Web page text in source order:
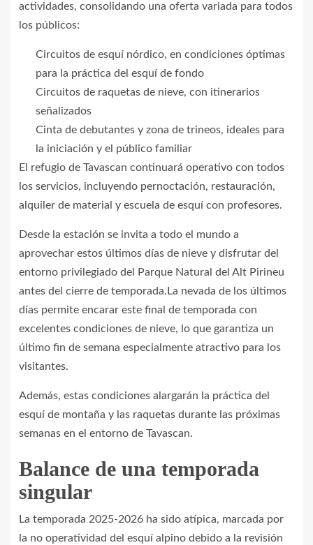
actividades, consolidando una oferta variada para todos
los públicos:
Circuitos de esquí nórdico, en condiciones óptimas
para la práctica del esquí de fondo
Circuitos de raquetas de nieve, con itinerarios
señalizados
Cinta de debutantes y zona de trineos, ideales para
la iniciación y el público familiar
El refugio de Tavascan continuará operativo con todos
los servicios, incluyendo pernoctación, restauración,
alquiler de material y escuela de esquí con profesores.
Desde la estación se invita a todo el mundo a
aprovechar estos últimos días de nieve y disfrutar del
entorno privilegiado del Parque Natural del Alt Pirineu
antes del cierre de temporada.La nevada de los últimos
días permite encarar este final de temporada con
excelentes condiciones de nieve, lo que garantiza un
último fin de semana especialmente atractivo para los
visitantes.
Además, estas condiciones alargarán la práctica del
esquí de montaña y las raquetas durante las próximas
semanas en el entorno de Tavascan.
Balance de una temporada
singular
La temporada 2025-2026 ha sido atípica, marcada por
la no operatividad del esquí alpino debido a la revisión